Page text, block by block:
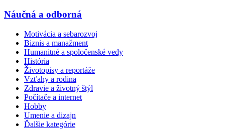
Náučná a odborná
Motivácia a sebarozvoj
Biznis a manažment
Humanitné a spoločenské vedy
História
Životopisy a reportáže
Vzťahy a rodina
Zdravie a životný štýl
Počítače a internet
Hobby
Umenie a dizajn
Ďalšie kategórie